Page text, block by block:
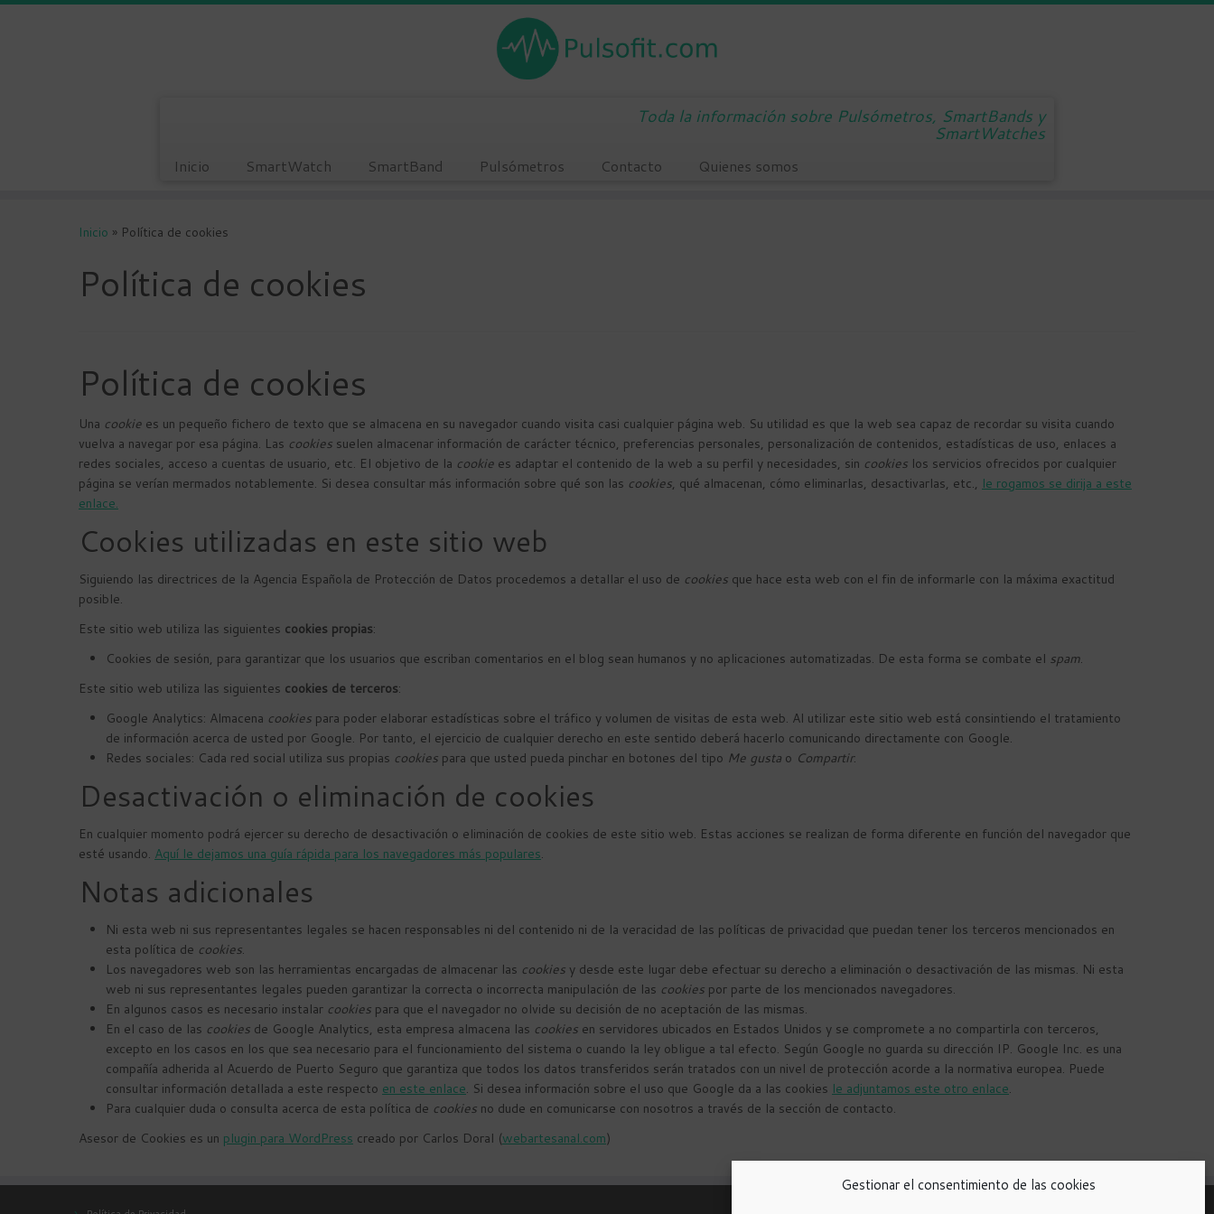
Gestionar el consentimiento de las cookies
Toda la información sobre Pulsómetros, SmartBands y
SmartWatches
Inicio SmartWatch SmartBand Pulsómetros Contacto Quienes somos
Inicio » Política de cookies
Política de cookies
Política de cookies
Una cookie es un pequeño fichero de texto que se almacena en su navegador cuando visita casi cualquier página web. Su utilidad es que la web sea capaz de recordar su visita cuando
vuelva a navegar por esa página. Las cookies suelen almacenar información de carácter técnico, preferencias personales, personalización de contenidos, estadísticas de uso, enlaces a
redes sociales, acceso a cuentas de usuario, etc. El objetivo de la cookie es adaptar el contenido de la web a su perfil y necesidades, sin cookies los servicios ofrecidos por cualquier
página se verían mermados notablemente. Si desea consultar más información sobre qué son las cookies, qué almacenan, cómo eliminarlas, desactivarlas, etc., le rogamos se dirija a este
enlace.
Cookies utilizadas en este sitio web
Siguiendo las directrices de la Agencia Española de Protección de Datos procedemos a detallar el uso de cookies que hace esta web con el fin de informarle con la máxima exactitud
posible.
Este sitio web utiliza las siguientes cookies propias:
Cookies de sesión, para garantizar que los usuarios que escriban comentarios en el blog sean humanos y no aplicaciones automatizadas. De esta forma se combate el spam.
Este sitio web utiliza las siguientes cookies de terceros:
Google Analytics: Almacena cookies para poder elaborar estadísticas sobre el tráfico y volumen de visitas de esta web. Al utilizar este sitio web está consintiendo el tratamiento
de información acerca de usted por Google. Por tanto, el ejercicio de cualquier derecho en este sentido deberá hacerlo comunicando directamente con Google.
Redes sociales: Cada red social utiliza sus propias cookies para que usted pueda pinchar en botones del tipo Me gusta o Compartir.
Desactivación o eliminación de cookies
En cualquier momento podrá ejercer su derecho de desactivación o eliminación de cookies de este sitio web. Estas acciones se realizan de forma diferente en función del navegador que
esté usando. Aquí le dejamos una guía rápida para los navegadores más populares.
Notas adicionales
Ni esta web ni sus representantes legales se hacen responsables ni del contenido ni de la veracidad de las políticas de privacidad que puedan tener los terceros mencionados en
esta política de cookies.
Los navegadores web son las herramientas encargadas de almacenar las cookies y desde este lugar debe efectuar su derecho a eliminación o desactivación de las mismas. Ni esta
web ni sus representantes legales pueden garantizar la correcta o incorrecta manipulación de las cookies por parte de los mencionados navegadores.
En algunos casos es necesario instalar cookies para que el navegador no olvide su decisión de no aceptación de las mismas.
En el caso de las cookies de Google Analytics, esta empresa almacena las cookies en servidores ubicados en Estados Unidos y se compromete a no compartirla con terceros,
excepto en los casos en los que sea necesario para el funcionamiento del sistema o cuando la ley obligue a tal efecto. Según Google no guarda su dirección IP. Google Inc. es una
compañía adherida al Acuerdo de Puerto Seguro que garantiza que todos los datos transferidos serán tratados con un nivel de protección acorde a la normativa europea. Puede
consultar información detallada a este respecto en este enlace. Si desea información sobre el uso que Google da a las cookies le adjuntamos este otro enlace.
Para cualquier duda o consulta acerca de esta política de cookies no dude en comunicarse con nosotros a través de la sección de contacto.
Asesor de Cookies es un plugin para WordPress creado por Carlos Doral (webartesanal.com)